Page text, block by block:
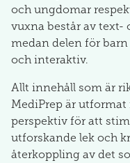
och ungdomar
vuxna består av text-
medan delen för
och interaktiv.
Allt innehåll som är
MediPrep är
perspektiv för att
utforskande lek och
återkoppling av det